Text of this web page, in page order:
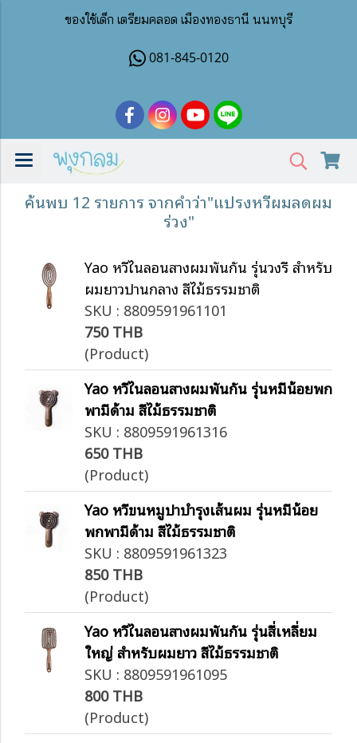
ของใช้เด็ก เตรียมคลอด เมืองทองธานี นนทบุรี
081-845-0120
ค้นพบ 12 รายการ จากคำว่า"แปรงหวีผมลดผม
ร่วง"
Yao หวีไนลอนสางผมพันกัน รุ่นวงรี สำหรับ
ผมยาวปานกลาง สีไม้ธรรมชาติ
SKU : 8809591961101
750 THB
(Product)
Yao หวีไนลอนสางผมพันกัน รุ่นหมีน้อยพก
พามีด้าม สีไม้ธรรมชาติ
SKU : 8809591961316
650 THB
(Product)
Yao หวีขนหมูป่าบำรุงเส้นผม รุ่นหมีน้อย
พกพามีด้าม สีไม้ธรรมชาติ
SKU : 8809591961323
850 THB
(Product)
Yao หวีไนลอนสางผมพันกัน รุ่นสี่เหลี่ยม
ใหญ่ สำหรับผมยาว สีไม้ธรรมชาติ
SKU : 8809591961095
800 THB
(Product)